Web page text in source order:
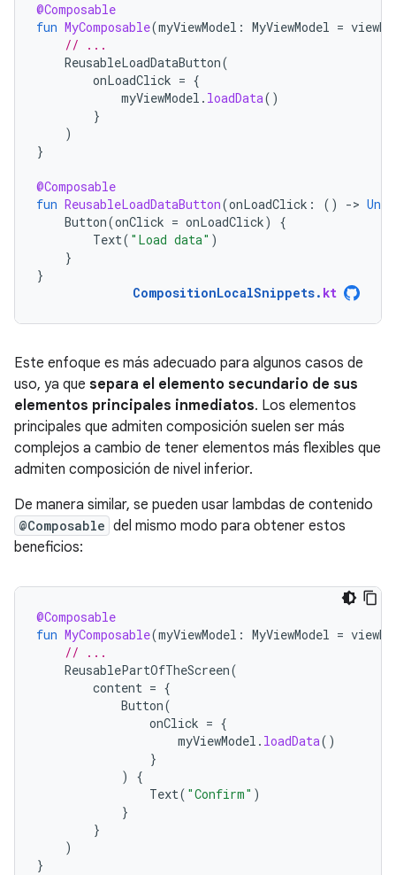
@Composable
fun MyComposable(myViewModel : MyViewModel =
// ...
ReusableLoadDataButton(
onLoadClick = {
myViewModel . loadData()
}
)
}
@Composable
fun ReusableLoadDataButton(onLoadClick : () -> Unit
Button(onClick = onLoadClick)
{
Text( "Load data" )
}
}
CompositionLocalSnippets. kt
Este enfoque es más adecuado para algunos casos de
uso, ya que separa el elemento secundario de sus
elementos principales inmediatos. Los elementos
principales que admiten composición suelen ser más
complejos a cambio de tener elementos más flexibles que
admiten composición de nivel inferior.
De manera similar, se pueden usar lambdas de contenido
@Composable del mismo modo para obtener estos
beneficios:
@Composable
fun MyComposable(myViewModel : MyViewModel =
// ...
ReusablePartOfTheScreen(
content = {
Button(
onClick = {
myViewModel . loadData()
}
)
{
Text( "Confirm" )
}
}
)
}